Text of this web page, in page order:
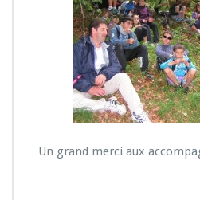
Un grand merci aux